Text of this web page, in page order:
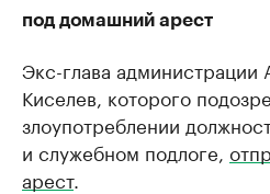
под домашний арест
Экс-глава администрации
Киселев, которого
злоупотреблении
и служебном подлоге,
арест.